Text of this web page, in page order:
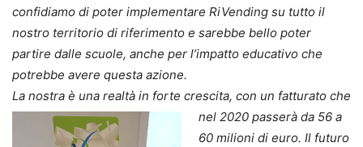
confidiamo di poter implementare RiVending su tutto il
nostro territorio di riferimento e sarebbe bello poter
partire dalle scuole, anche per l’impatto educativo che
potrebbe avere questa azione.
La nostra è una realtà in forte crescita, con un fatturato che
nel 2020 passerà da 56 a
60 milioni di euro. Il futuro